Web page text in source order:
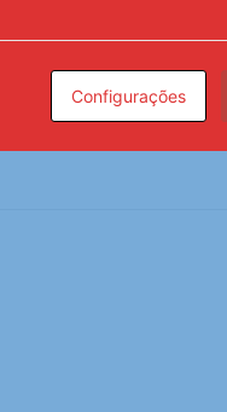
Renato.
Configurações